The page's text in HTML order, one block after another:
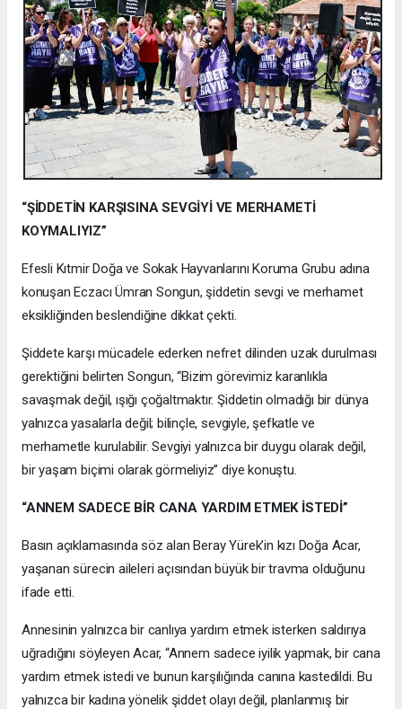
“ŞİDDETİN KARŞISINA SEVGİYİ VE MERHAMETİ
KOYMALIYIZ”
Efesli Kıtmir Doğa ve Sokak Hayvanlarını Koruma Grubu adına
konuşan Eczacı Ümran Songun, şiddetin sevgi ve merhamet
eksikliğinden beslendiğine dikkat çekti.
Şiddete karşı mücadele ederken nefret dilinden uzak durulması
gerektiğini belirten Songun, “Bizim görevimiz karanlıkla
savaşmak değil, ışığı çoğaltmaktır. Şiddetin olmadığı bir dünya
yalnızca yasalarla değil; bilinçle, sevgiyle, şefkatle ve
merhametle kurulabilir. Sevgiyi yalnızca bir duygu olarak değil,
bir yaşam biçimi olarak görmeliyiz” diye konuştu.
“ANNEM SADECE BİR CANA YARDIM ETMEK İSTEDİ”
Basın açıklamasında söz alan Beray Yürek’in kızı Doğa Acar,
yaşanan sürecin aileleri açısından büyük bir travma olduğunu
ifade etti.
Annesinin yalnızca bir canlıya yardım etmek isterken saldırıya
uğradığını söyleyen Acar, “Annem sadece iyilik yapmak, bir cana
yardım etmek istedi ve bunun karşılığında canına kastedildi. Bu
yalnızca bir kadına yönelik şiddet olayı değil, planlanmış bir